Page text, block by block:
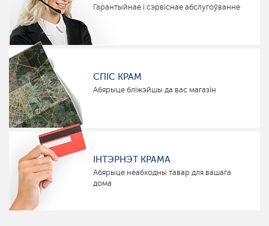
Гарантыйнае і сэрвіснае абслугоўванне
СПІС КРАМ
Абярыце бліжэйшы да вас магазін
ІНТЭРНЭТ КРАМА
Абярыце неабходны тавар для вашага
дома